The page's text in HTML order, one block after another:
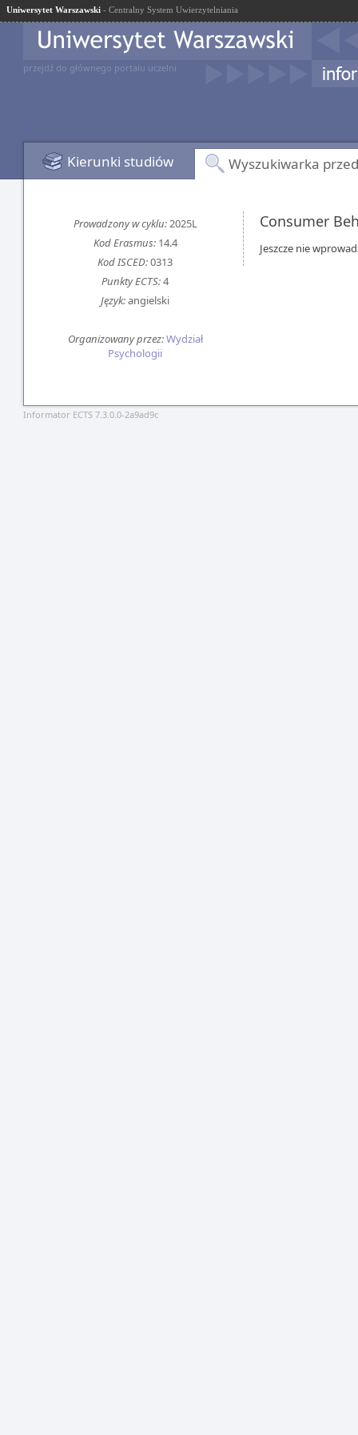
Uniwersytet Warszawski - Centralny System Uwierzytelniania
przejdź do głównego portalu uczelni
Kierunki studiów Wyszukiwarka
Prowadzony w cyklu:2025L
Kod Erasmus:14.4
Kod ISCED:0313
Punkty ECTS:4
Język:angielski
Organizowany przez:Wydział
Psychologii
Consumer
Jeszcze nie
Informator ECTS 7.3.0.0-2a9ad9c